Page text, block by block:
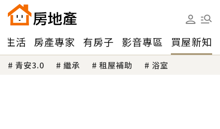
生活 房產專家 有房子 影音專區 買屋新知
青安3.0 繼承 租屋補助 浴室